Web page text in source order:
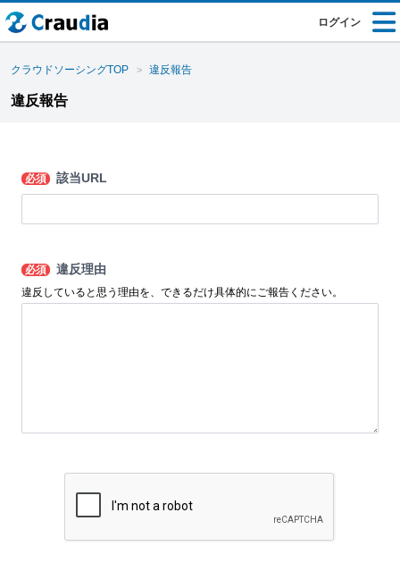
ログイン
クラウドソーシングTOP 違反報告
違反報告
必須 該当URL
必須 違反理由
違反していると思う理由を、できるだけ具体的にご報告ください。